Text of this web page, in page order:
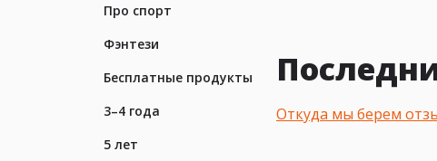
Про спорт
Фэнтези
Бесплатные продукты
3–4 года
5 лет
Откуда мы берем